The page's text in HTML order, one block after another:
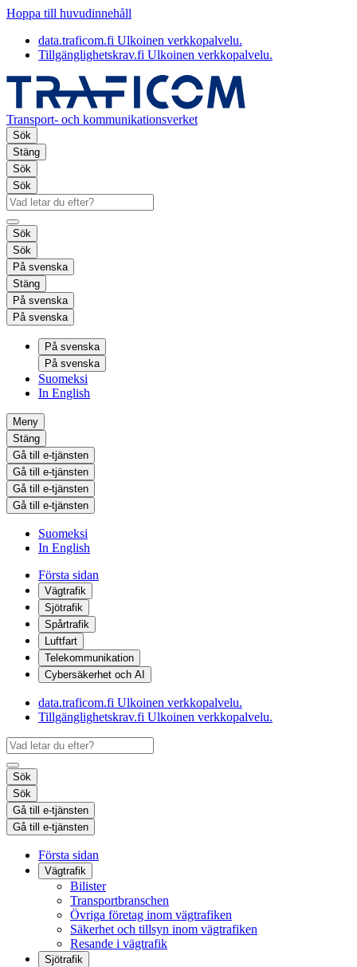
Hoppa till huvudinnehåll
data.traficom.fi Ulkoinen verkkopalvelu.
Tillgänglighetskrav.fi Ulkoinen verkkopalvelu.
Transport- och kommunikationsverket
Sök
Stäng
Sök
Sök
Sök
Sök
På svenska
Stäng
På svenska
På svenska
På svenska
På svenska
Suomeksi
In English
Meny
Stäng
Gå till e-tjänsten
Gå till e-tjänsten
Gå till e-tjänsten
Gå till e-tjänsten
Suomeksi
In English
Första sidan
Vägtrafik
Sjötrafik
Spårtrafik
Luftfart
Telekommunikation
Cybersäkerhet och AI
data.traficom.fi Ulkoinen verkkopalvelu.
Tillgänglighetskrav.fi Ulkoinen verkkopalvelu.
Sök
Sök
Gå till e-tjänsten
Gå till e-tjänsten
Första sidan
Vägtrafik
Bilister
Transportbranschen
Övriga företag inom vägtrafiken
Säkerhet och tillsyn inom vägtrafiken
Resande i vägtrafik
Sjötrafik